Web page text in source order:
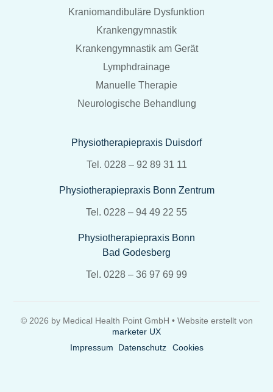
Kraniomandibuläre Dysfunktion
Krankengymnastik
Krankengymnastik am Gerät
Lymphdrainage
Manuelle Therapie
Neurologische Behandlung
Physiotherapiepraxis Duisdorf
Tel. 0228 – 92 89 31 11
Physiotherapiepraxis Bonn Zentrum
Tel. 0228 – 94 49 22 55
Physiotherapiepraxis Bonn
Bad Godesberg
Tel. 0228 – 36 97 69 99‬
© 2026 by Medical Health Point GmbH • Website erstellt von
marketer UX
Impressum
Datenschutz Cookies